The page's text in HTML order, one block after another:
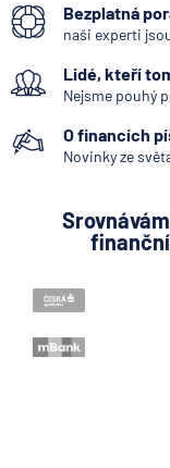
Bankovní
Okamžitá
Kodex
Pobočka
Bankovní
Bankovní
Konstantní
Bezplatná
naši experti
Lidé, kteří
Nejsme pouhý
O financích
Novinky ze